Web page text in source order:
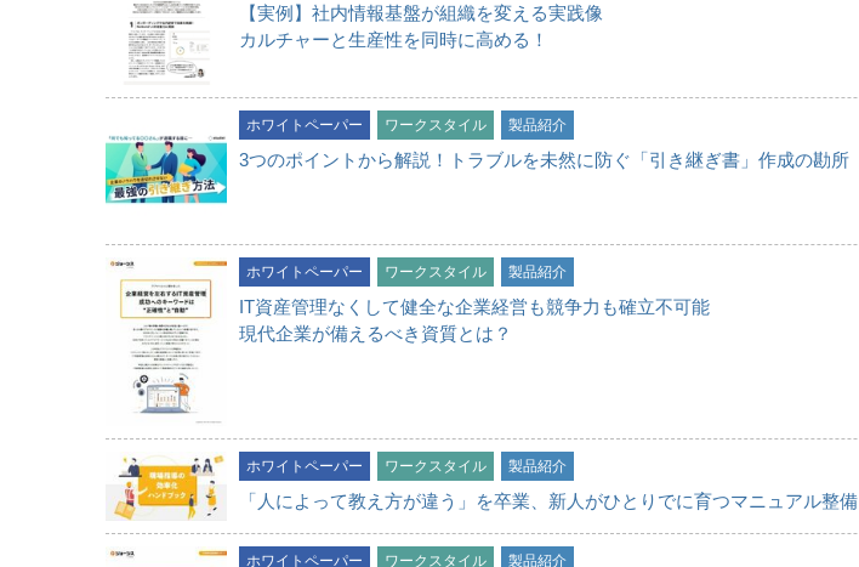
【実例】社内情報基盤が組織を変える実践像
カルチャーと生産性を同時に高める！
ホワイトペーパー ワークスタイル 製品紹介
3つのポイントから解説！トラブルを未然に防ぐ「引き継ぎ書」作成の勘所
ホワイトペーパー ワークスタイル 製品紹介
IT資産管理なくして健全な企業経営も競争力も確立不可能
現代企業が備えるべき資質とは？
ホワイトペーパー ワークスタイル 製品紹介
「人によって教え方が違う」を卒業、新人がひとりでに育つマニュアル整備
ホワイトペーパー ワークスタイル 製品紹介